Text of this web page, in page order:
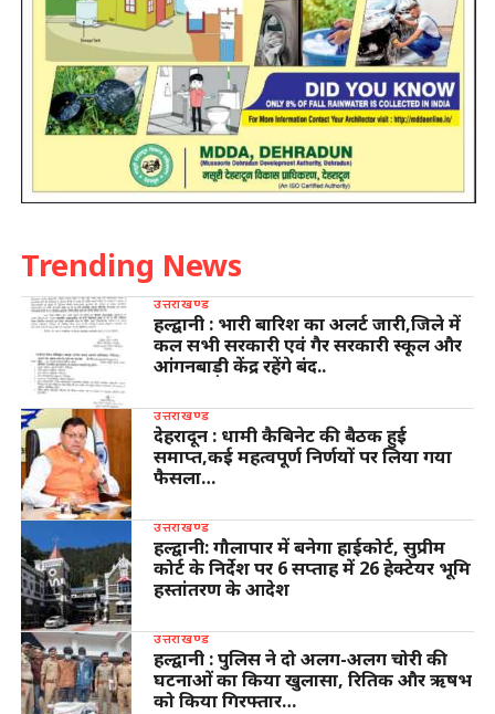
Trending News
उत्तराखण्ड
हल्द्वानी : भारी बारिश का अलर्ट जारी,जिले में
कल सभी सरकारी एवं गैर सरकारी स्कूल और
आंगनबाड़ी केंद्र रहेंगे बंद..
उत्तराखण्ड
देहरादून : धामी कैबिनेट की बैठक हुई
समाप्त,कई महत्वपूर्ण निर्णयों पर लिया गया
फैसला…
उत्तराखण्ड
हल्द्वानी: गौलापार में बनेगा हाईकोर्ट, सुप्रीम
कोर्ट के निर्देश पर 6 सप्ताह में 26 हेक्टेयर भूमि
हस्तांतरण के आदेश
उत्तराखण्ड
हल्द्वानी : पुलिस ने दो अलग-अलग चोरी की
घटनाओं का किया खुलासा, रितिक और ऋषभ
को किया गिरफ्तार…